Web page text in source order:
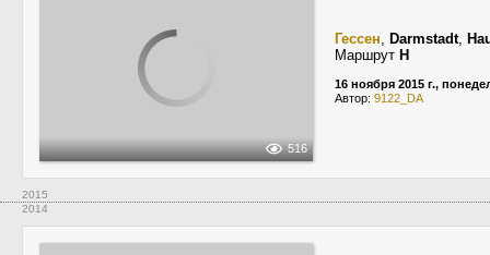
516
Гессен, Darmstadt,
Маршрут H
16 ноября 2015 г.,
Автор: 9122_DA
2015
2014